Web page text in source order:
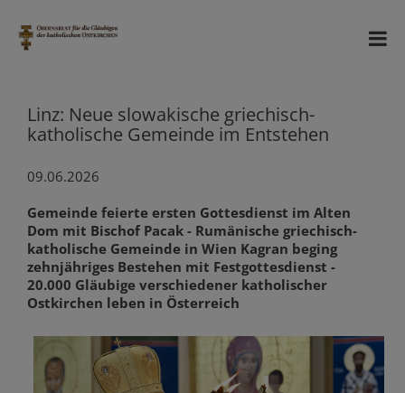
Linz: Neue slowakische griechisch-
katholische Gemeinde im Entstehen
09.06.2026
Gemeinde feierte ersten Gottesdienst im Alten
Dom mit Bischof Pacak - Rumänische griechisch-
katholische Gemeinde in Wien Kagran beging
zehnjähriges Bestehen mit Festgottesdienst -
20.000 Gläubige verschiedener katholischer
Ostkirchen leben in Österreich